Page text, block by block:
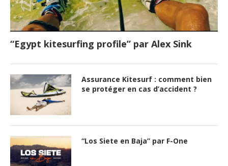
“Egypt kitesurfing profile” par Alex Sink
Assurance Kitesurf : comment bien
se protéger en cas d’accident ?
“Los Siete en Baja” par F-One